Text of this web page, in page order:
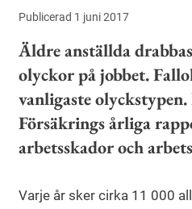
Publicerad 1 juni 2017
Äldre anställda
olyckor på jobbet.
vanligaste
Försäkrings årliga
arbetsskador och
Varje år sker cirka 11 000